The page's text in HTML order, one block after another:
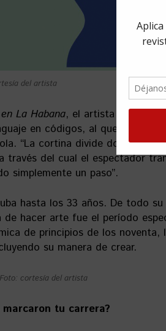
del artista
La Habana, el artista utiliza la
en códigos, al que
“La cortina divide dos
través del cual el espectador
simplemente un paso”.
hasta los 33 años. De todo
de hacer arte fue el período
de principios de los noventa,
su manera de crear.
cortesía del artista
tu carrera?